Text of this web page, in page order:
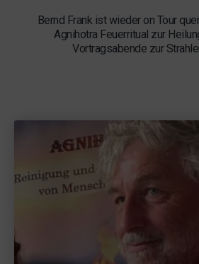
Bernd Frank ist wieder on Tour
Agnihotra Feuerritual zur
Vortragsabende zur